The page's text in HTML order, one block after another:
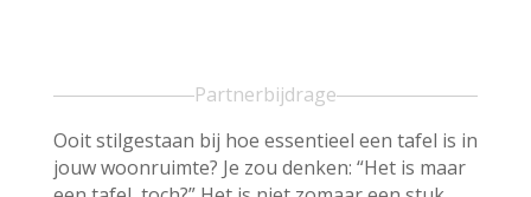
Partnerbijdrage
Ooit stilgestaan bij hoe essentieel een tafel is in
jouw woonruimte? Je zou denken: “Het is maar